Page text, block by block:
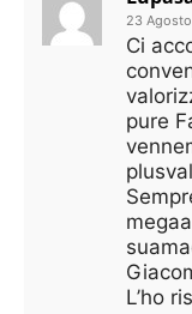
23
Ci
pure
L’ho